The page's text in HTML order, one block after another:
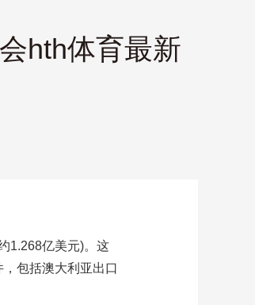
hth体育最新
1.268亿美元)。这
包括澳大利亚出口